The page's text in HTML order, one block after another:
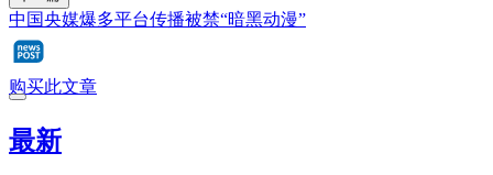
中国央媒爆多平台传播被禁“暗黑动漫”
购买此文章
最新